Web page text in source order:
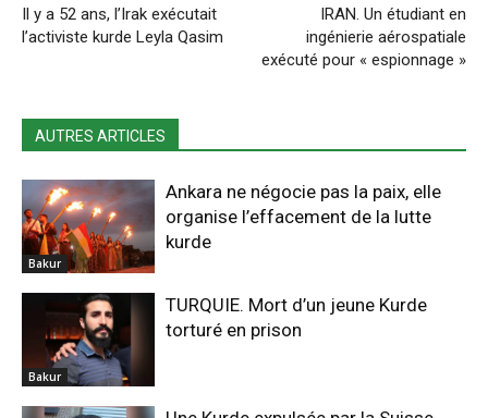
Il y a 52 ans, l’Irak exécutait
l’activiste kurde Leyla Qasim
IRAN. Un étudiant en
ingénierie aérospatiale
exécuté pour « espionnage »
AUTRES ARTICLES
Bakur
Ankara ne négocie pas la paix, elle
organise l’effacement de la lutte
kurde
Bakur
TURQUIE. Mort d’un jeune Kurde
torturé en prison